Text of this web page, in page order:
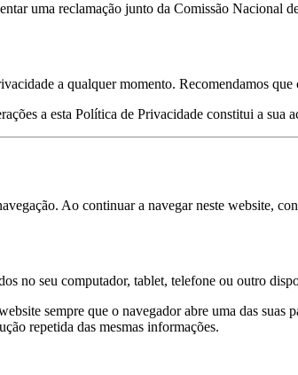
uma reclamação junto da Comissão Nacional
a qualquer momento. Recomendamos
a esta Política de Privacidade constitui a sua
Ao continuar a navegar neste website,
no seu computador, tablet, telefone ou outro
sempre que o navegador abre uma das
repetida das mesmas informações.